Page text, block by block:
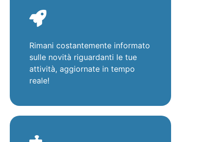
Rimani costantemente informato
sulle novità riguardanti le tue
attività, aggiornate in tempo
reale!